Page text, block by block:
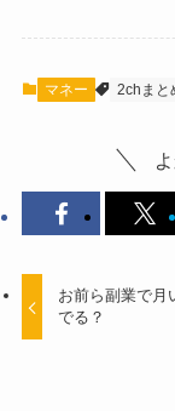
マネー 2chまと
お前ら副業で月
でる？